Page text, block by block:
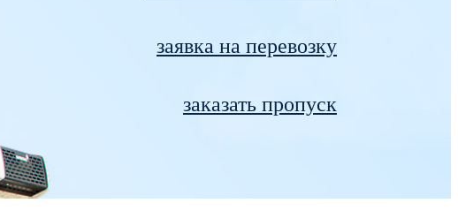
заявка на перевозку
заказать пропуск